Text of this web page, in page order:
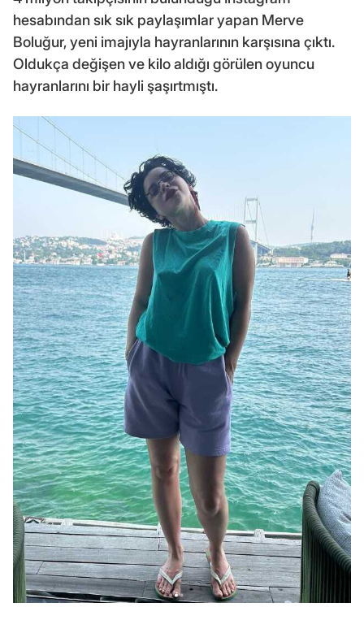
hesabından sık sık paylaşımlar yapan Merve
Boluğur, yeni imajıyla hayranlarının karşısına çıktı.
Oldukça değişen ve kilo aldığı görülen oyuncu
hayranlarını bir hayli şaşırtmıştı.